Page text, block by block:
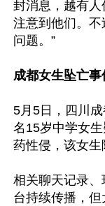
封消息，越有
注意到他们。
问题。”
成都女生坠亡
5月5日，四川
名15岁中学女
药性侵，该女生
相关聊天记录
台持续传播，